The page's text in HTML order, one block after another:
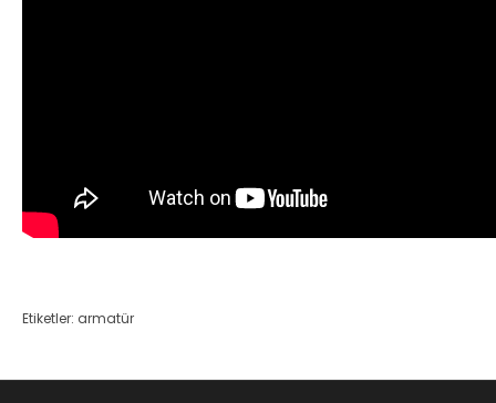
Etiketler: armatür